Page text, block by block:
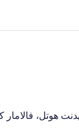
هوتل،
هوتل، فالامار